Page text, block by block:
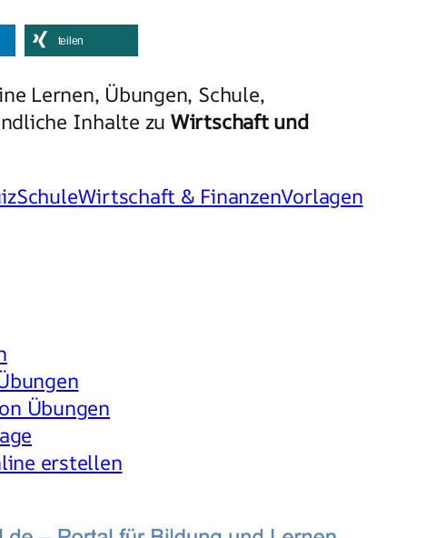
teilen
Lernen, Übungen, Schule,
Inhalte zu Wirtschaft und
SchuleWirtschaft & FinanzenVorlagen
Übungen
erstellen